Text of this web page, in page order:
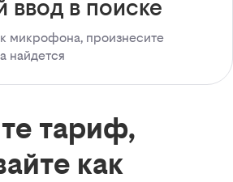
ввод в поиске
микрофона, произнесите
найдется
тариф,
как